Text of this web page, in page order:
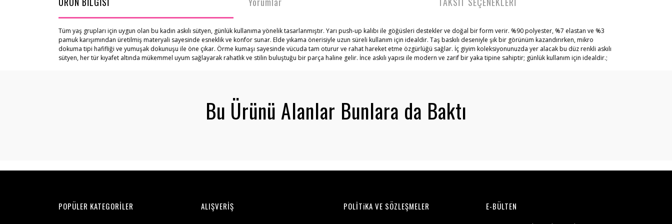
Tüm yaş grupları için uygun olan bu kadın askılı sütyen, günlük kullanıma yönelik tasarlanmıştır. Yarı push-up kalıbı ile göğüsleri destekler ve doğal bir form verir. %90 polyester, %7 elastan ve %3
pamuk karışımından üretilmiş materyali sayesinde esneklik ve konfor sunar. Elde yıkama önerisiyle uzun süreli kullanım için idealdir. Taş baskılı deseniyle şık bir görünüm kazandırırken, mikro
dokuma tipi hafifliği ve yumuşak dokunuşu ile öne çıkar. Örme kumaşı sayesinde vücuda tam oturur ve rahat hareket etme özgürlüğü sağlar. İç giyim koleksiyonunuzda yer alacak bu düz renkli askılı
sütyen, her tür kıyafet altında mükemmel uyum sağlayarak rahatlık ve stilin buluştuğu bir parça haline gelir. İnce askılı yapısı ile modern ve zarif bir yaka tipine sahiptir; günlük kullanım için idealdir.;
Bu Ürünü Alanlar Bunlara da Baktı
POPÜLER KATEGORİLER ALIŞVERİŞ POLİTiKA VE SÖZLEŞMELER E-BÜLTEN